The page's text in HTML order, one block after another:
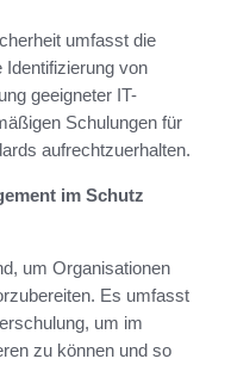
umfasst die
von
geeigneter IT-
Schulungen für
aufrechtzuerhalten.
im Schutz
um Organisationen
Es umfasst
um im
zu können und so